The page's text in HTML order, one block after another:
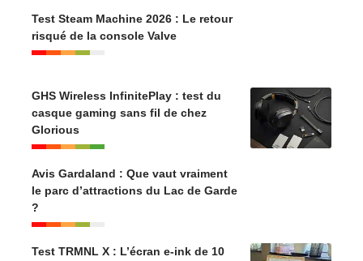
Test Steam Machine 2026 : Le retour
risqué de la console Valve
GHS Wireless InfinitePlay : test du
casque gaming sans fil de chez
Glorious
Avis Gardaland : Que vaut vraiment
le parc d’attractions du Lac de Garde
?
Test TRMNL X : L’écran e-ink de 10